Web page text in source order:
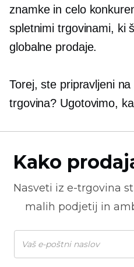
znamke in celo
spletnimi trgovinami, ki
globalne prodaje.
Torej, ste pripravljeni na
trgovina? Ugotovimo,
Kako
Nasveti iz e-trgovina
malih podjetij in